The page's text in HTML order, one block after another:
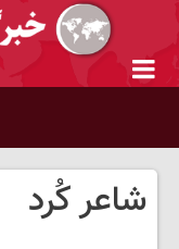
شاعر کُرد